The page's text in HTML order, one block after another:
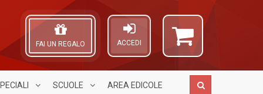
ACCEDI
FAI UN REGALO
SCUOLE AREA EDICOLE